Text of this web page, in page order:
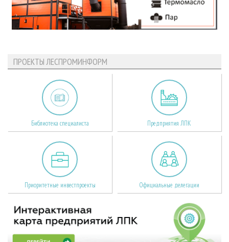
ПРОЕКТЫ ЛЕСПРОМИНФОРМ
Библиотека специалиста Предприятия ЛПК
Приоритетные инвестпроекты Официальные делегации